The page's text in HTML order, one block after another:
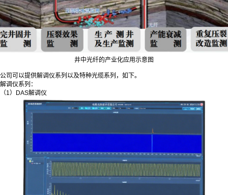
井中光纤的产业化应用示意图
公司可以提供解调仪系列以及特种光缆系列，如下。
解调仪系列：
（1）DAS解调仪